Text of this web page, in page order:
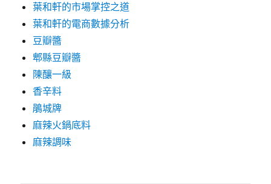
葉和軒的市場掌控之道
葉和軒的電商數據分析
豆瓣醬
郫縣豆瓣醬
陳釀一級
香辛料
鵑城牌
麻辣火鍋底料
麻辣調味